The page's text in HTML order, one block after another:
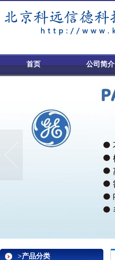
首页 公司简介
>产品分类